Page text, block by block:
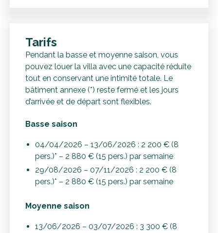
Tarifs
Pendant la basse et moyenne saison, vous
pouvez louer la villa avec une capacité réduite
tout en conservant une intimité totale. Le
bâtiment annexe (*) reste fermé et les jours
d’arrivée et de départ sont flexibles.
Basse saison
04/04/2026 – 13/06/2026 : 2 200 € (8
pers.)* – 2 880 € (15 pers.) par semaine
29/08/2026 – 07/11/2026 : 2 200 € (8
pers.)* – 2 880 € (15 pers.) par semaine
Moyenne saison
13/06/2026 – 03/07/2026 : 3 300 € (8